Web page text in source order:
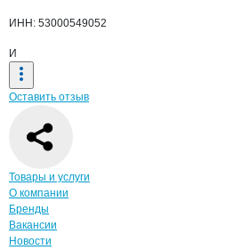
ИНН: 53000549052
И
Оставить отзыв
Навигация по странице
Товары и услуги
О компании
Бренды
Вакансии
Новости